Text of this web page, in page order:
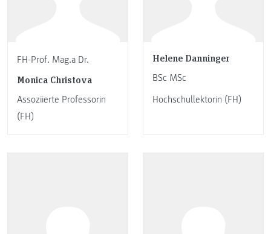
FH-Prof. Mag.a Dr.
Monica Christova
Assoziierte Professorin
(FH)
Helene Danninger
BSc MSc
Hochschullektorin (FH)